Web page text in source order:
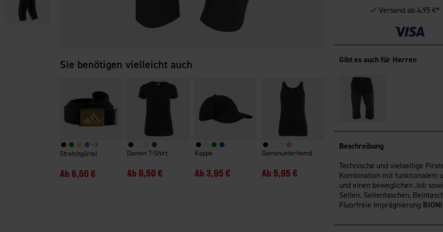
Sie benötigen vielleicht auch
+3
Stretchgürtel
Ab 6,50 €
Damen T-Shirt
Ab 6,50 €
Kappe
Ab 3,95 €
Damenunterhemd
Ab 5,95 €
Versand ab 4,95 €*
Gibt es auch für Herren
Beschreibung
Technische und vielseitige
Kombination mit funktionalem
und einen beweglichen Job
Seiten. Seitentaschen,
Fluorfreie Imprägnierung